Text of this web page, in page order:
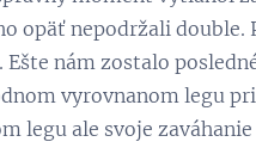
opäť nepodržali
nám zostalo
vyrovnanom legu
legu ale svoje